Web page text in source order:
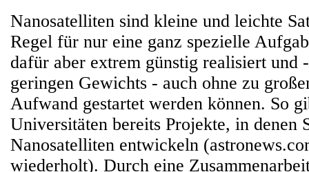
Nanosatelliten sind kleine und leichte
Regel für nur eine ganz spezielle
dafür aber extrem günstig realisiert und
geringen Gewichts - auch ohne zu
Aufwand gestartet werden können. So
Universitäten bereits Projekte, in denen
Nanosatelliten entwickeln
wiederholt). Durch eine